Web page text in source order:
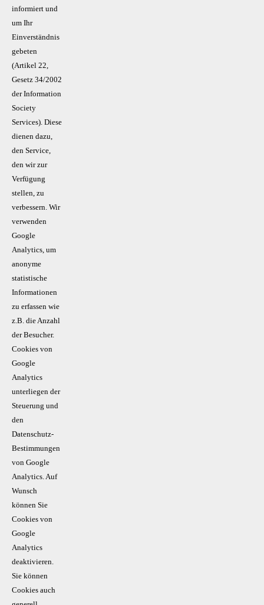
informiert und
um Ihr
Einverständnis
gebeten
(Artikel 22,
Gesetz 34/2002
der Information
Society
Services). Diese
dienen dazu,
den Service,
den wir zur
Verfügung
stellen, zu
verbessern. Wir
verwenden
Google
Analytics, um
anonyme
statistische
Informationen
zu erfassen wie
z.B. die Anzahl
der Besucher.
Cookies von
Google
Analytics
unterliegen der
Steuerung und
den
Datenschutz-
Bestimmungen
von Google
Analytics. Auf
Wunsch
können Sie
Cookies von
Google
Analytics
deaktivieren.
Sie können
Cookies auch